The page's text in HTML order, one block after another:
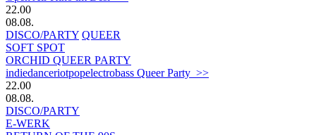
22.00
08.08.
DISCO/PARTY QUEER
SOFT SPOT
ORCHID QUEER PARTY
indiedanceriotpopelectrobass Queer Party >>
22.00
08.08.
DISCO/PARTY
E-WERK